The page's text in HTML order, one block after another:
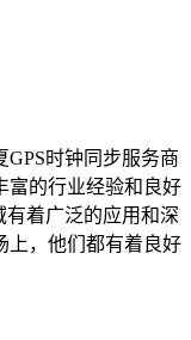
时钟同步服务商
富的行业经验和良好
有着广泛的应用和深
上，他们都有着良好